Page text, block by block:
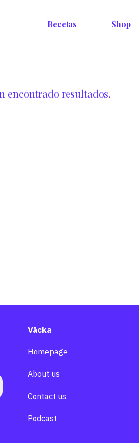
Recetas Shop
encontrado resultados.
Väcka
Homepage
About us
Contact us
Podcast